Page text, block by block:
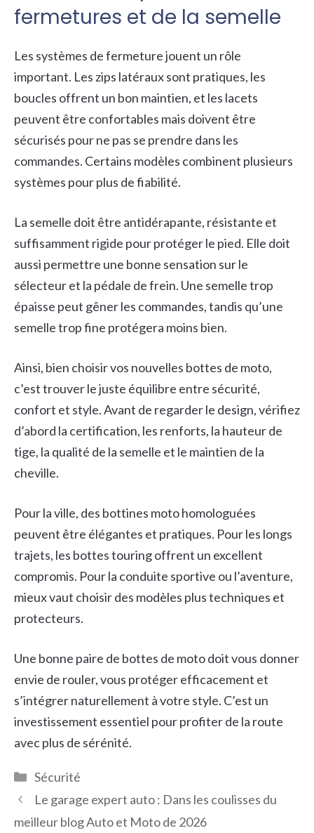
fermetures et de la semelle
Les systèmes de fermeture jouent un rôle
important. Les zips latéraux sont pratiques, les
boucles offrent un bon maintien, et les lacets
peuvent être confortables mais doivent être
sécurisés pour ne pas se prendre dans les
commandes. Certains modèles combinent plusieurs
systèmes pour plus de fiabilité.
La semelle doit être antidérapante, résistante et
suffisamment rigide pour protéger le pied. Elle doit
aussi permettre une bonne sensation sur le
sélecteur et la pédale de frein. Une semelle trop
épaisse peut gêner les commandes, tandis qu’une
semelle trop fine protégera moins bien.
Ainsi, bien choisir vos nouvelles bottes de moto,
c’est trouver le juste équilibre entre sécurité,
confort et style. Avant de regarder le design, vérifiez
d’abord la certification, les renforts, la hauteur de
tige, la qualité de la semelle et le maintien de la
cheville.
Pour la ville, des bottines moto homologuées
peuvent être élégantes et pratiques. Pour les longs
trajets, les bottes touring offrent un excellent
compromis. Pour la conduite sportive ou l’aventure,
mieux vaut choisir des modèles plus techniques et
protecteurs.
Une bonne paire de bottes de moto doit vous donner
envie de rouler, vous protéger efficacement et
s’intégrer naturellement à votre style. C’est un
investissement essentiel pour profiter de la route
avec plus de sérénité.
Catégories
Sécurité
Le garage expert auto : Dans les coulisses du
meilleur blog Auto et Moto de 2026